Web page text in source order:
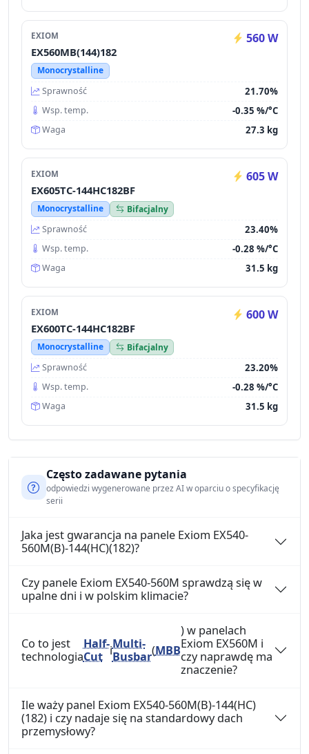
EXIOM 560 W
EX560MB(144)182
Monocrystalline
Sprawność
21.70%
Wsp. temp. -0.35 %/°C
Waga 27.3 kg
EXIOM 605 W
EX605TC-144HC182BF
Monocrystalline
Bifacjalny
Sprawność
23.40%
Wsp. temp. -0.28 %/°C
Waga 31.5 kg
EXIOM 600 W
EX600TC-144HC182BF
Monocrystalline
Bifacjalny
Sprawność
23.20%
Wsp. temp. -0.28 %/°C
Waga 31.5 kg
Często zadawane pytania
odpowiedzi wygenerowane przez AI w oparciu o specyfikację
serii
Jaka jest gwarancja na panele Exiom EX540-
560M(B)-144(HC)(182)?
Czy panele Exiom EX540-560M sprawdzą się w
upalne dni i w polskim klimacie?
Co to jest
technologia
Half-
Cut iMulti-
Busbar(MBB
) w panelach
Exiom EX560M i
czy naprawdę ma
znaczenie?
Ile waży panel Exiom EX540-560M(B)-144(HC)
(182) i czy nadaje się na standardowy dach
przemysłowy?